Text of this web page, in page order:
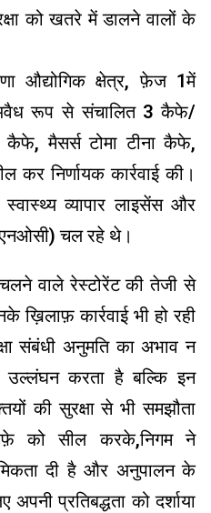
को खतरे में डालने वालों के
औद्योगिक क्षेत्र, फ़ेज 1में
रूप से संचालित 3 कैफे/
कैफे, मैसर्स टोमा टीना कैफे,
कर निर्णायक कार्रवाई की।
व्यापार लाइसेंस और
(एनओसी) चल रहे थे।
वाले रेस्टोरेंट की तेजी से
ख़िलाफ़ कार्रवाई भी हो रही
संबंधी अनुमति का अभाव न
उल्लंघन करता है बल्कि इन
की सुरक्षा से भी समझौता
को सील करके,निगम ने
दी है और अनुपालन के
प्रतिबद्धता को दर्शाया